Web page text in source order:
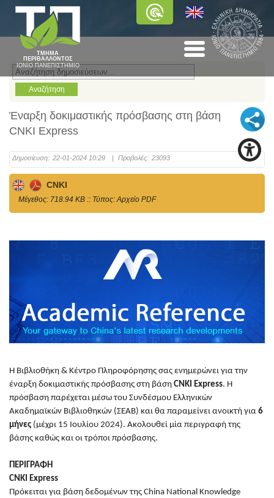
ΤΜΗΜΑ
ΠΕΡΙΒΑΛΛΟΝΤΟΣ
ΙΟΝΙΟ ΠΑΝΕΠΙΣΤΗΜΙΟ
Έναρξη δοκιμαστικής πρόσβασης στη βάση
CNKI Express
Δημοσίευση: 22-01-2024 10:29 | Προβολές: 23093
CNKI
Mέγεθος: 718.94 KB :: Τύπος: Αρχείο PDF
Η Βιβλιοθήκη & Κέντρο Πληροφόρησης σας ενημερώνει για την
έναρξη δοκιμαστικής πρόσβασης στη βάση CNKI Express. Η
πρόσβαση παρέχεται μέσω του Συνδέσμου Ελληνικών
Ακαδημαϊκών Βιβλιοθηκών (ΣΕΑΒ) και θα παραμείνει ανοικτή για 6
μήνες (μέχρι 15 Ιουλίου 2024). Ακολουθεί μία περιγραφή της
βάσης καθώς και οι τρόποι πρόσβασης.
ΠΕΡΙΓΡΑΦΗ
CNKI Express
Πρόκειται για βάση δεδομένων της China National Knowledge